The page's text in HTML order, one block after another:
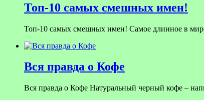
Топ-10 самых смешных имен!
Топ-10 самых смешных имен! Самое длинное в мире
Вся правда о Кофе
Вся правда о Кофе Натуральный черный кофе –